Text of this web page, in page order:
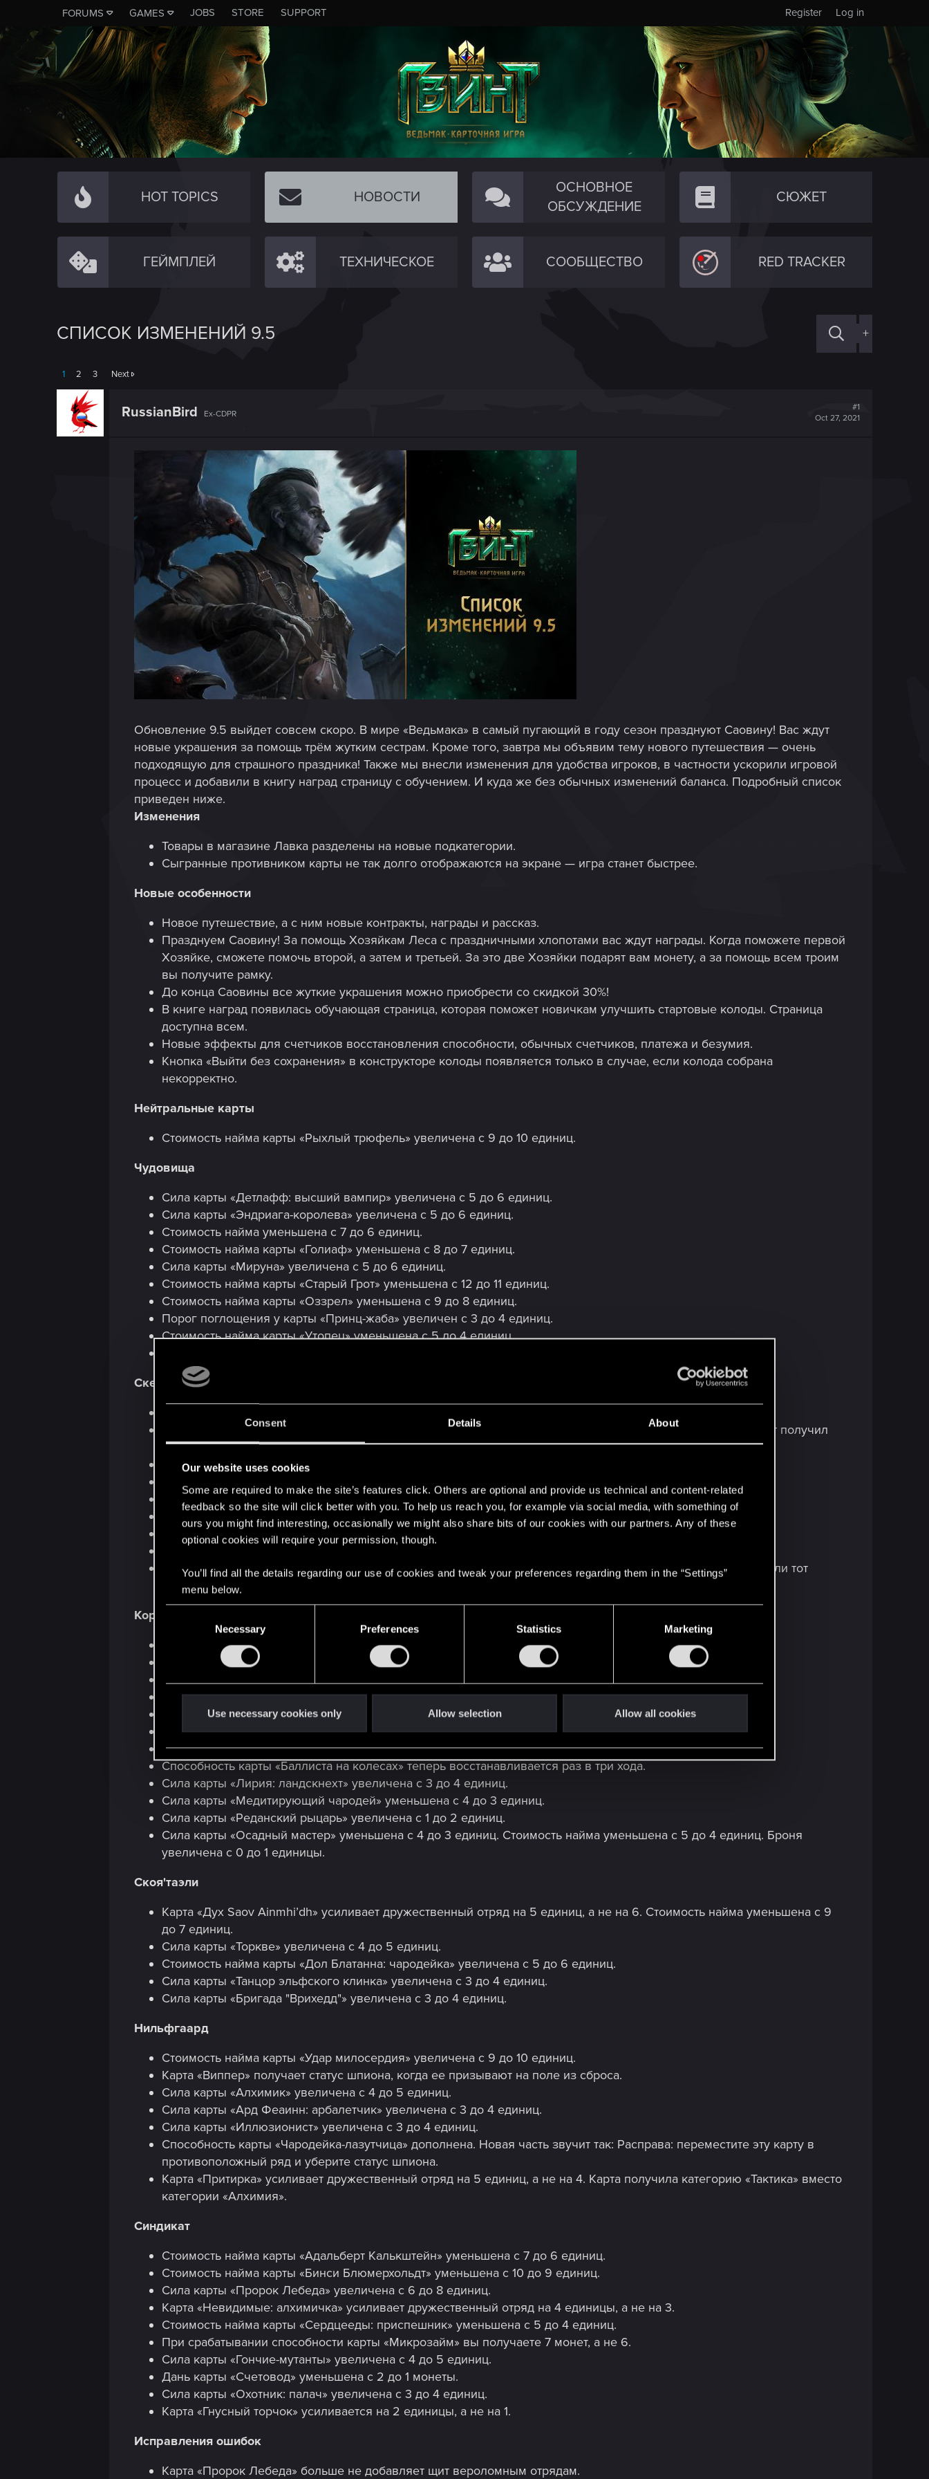
Consent Details About
Our website uses cookies
Some are required to make the site’s features click. Others are optional and provide us technical and content-related
feedback so the site will click better with you. To help us reach you, for example via social media, with something of
ours you might find interesting, occasionally we might also share bits of our cookies with our partners. Any of these
optional cookies will require your permission, though.
You’ll find all the details regarding our use of cookies and tweak your preferences regarding them in the “Settings”
menu below.
e
l
e
c
t
i
Necessary Preferences Statistics Marketing
Use necessary cookies only Allow selection Allow all cookies
FORUMS GAMES JOBS STORE SUPPORT Log in
Register
HOT TOPICS НОВОСТИ
ОСНОВНОЕ
ОБСУЖДЕНИЕ
СЮЖЕТ
ГЕЙМПЛЕЙ ТЕХНИЧЕСКОЕ СООБЩЕСТВО RED TRACKER
СПИСОК ИЗМЕНЕНИЙ 9.5 +
1 2 3 Next
RussianBird Ex-CDPR
#1
Oct 27, 2021
Обновление 9.5 выйдет совсем скоро. В мире «Ведьмака» в самый пугающий в году сезон празднуют Саовину! Вас ждут
новые украшения за помощь трём жутким сестрам. Кроме того, завтра мы объявим тему нового путешествия — очень
подходящую для страшного праздника! Также мы внесли изменения для удобства игроков, в частности ускорили игровой
процесс и добавили в книгу наград страницу с обучением. И куда же без обычных изменений баланса. Подробный список
приведен ниже.
Изменения
Товары в магазине Лавка разделены на новые подкатегории.
Сыгранные противником карты не так долго отображаются на экране — игра станет быстрее.
Новые особенности
Новое путешествие, а с ним новые контракты, награды и рассказ.
Празднуем Саовину! За помощь Хозяйкам Леса с праздничными хлопотами вас ждут награды. Когда поможете первой
Хозяйке, сможете помочь второй, а затем и третьей. За это две Хозяйки подарят вам монету, а за помощь всем троим
вы получите рамку.
До конца Саовины все жуткие украшения можно приобрести со скидкой 30%!
В книге наград появилась обучающая страница, которая поможет новичкам улучшить стартовые колоды. Страница
доступна всем.
Новые эффекты для счетчиков восстановления способности, обычных счетчиков, платежа и безумия.
Кнопка «Выйти без сохранения» в конструкторе колоды появляется только в случае, если колода собрана
некорректно.
Нейтральные карты
Стоимость найма карты «Рыхлый трюфель» увеличена с 9 до 10 единиц.
Чудовища
Сила карты «Детлафф: высший вампир» увеличена с 5 до 6 единиц.
Сила карты «Эндриага-королева» увеличена с 5 до 6 единиц.
Стоимость найма уменьшена с 7 до 6 единиц.
Стоимость найма карты «Голиаф» уменьшена с 8 до 7 единиц.
Сила карты «Мируна» увеличена с 5 до 6 единиц.
Стоимость найма карты «Старый Грот» уменьшена с 12 до 11 единиц.
Стоимость найма карты «Оззрел» уменьшена с 9 до 8 единиц.
Порог поглощения у карты «Принц-жаба» увеличен с 3 до 4 единиц.
Стоимость найма карты «Утопец» уменьшена с 5 до 4 единиц.
Скеллиге
При срабатывании жажды крови карта «Кровавый орел» больше не игнорирует выбранный отряд, если тот получил
урон от способности этой карты.
Сила карты «Фукусья» уменьшена с 5 до 4 единиц.
Сила карты «Морской Вепрь» увеличена с 3 до 4 единиц.
Карта «Димун: контрабандист» получила рвение.
Карта «Друммонд: крестьянка» добавляет кровотечение обоим отрядам на 4 хода, а не на 3.
Стоимость найма карты «Первобытная жестокость» уменьшена с 5 до 4 единиц.
При срабатывании жажды крови карта «Громила Свальблода» больше не игнорирует выбранный отряд, если тот
получил урон от способности этой карты.
Королевства Севера
Карта «Рейнард Одо» получила строй и способность «Приказ» вместо способности «Размещение».
Сила карты «Талер» увеличена с 6 до 7 единиц. Стоимость найма уменьшена с 8 до 7 единиц.
Сила карты «Вандергрифт» увеличена с 5 до 6 единиц.
Стоимость найма карты «Вернон Роше» уменьшена с 11 до 10 единиц.
Броня карты «Виссегерд» увеличена с 0 до 2 единиц.
Сила карты «Виндхальм из Аттре» увеличена с 3 до 4 единиц.
Стоимость найма карты «Адептка из Аретузы» увеличена с 4 до 5 единиц.
Способность карты «Баллиста на колесах» теперь восстанавливается раз в три хода.
Сила карты «Лирия: ландскнехт» увеличена с 3 до 4 единиц.
Сила карты «Медитирующий чародей» уменьшена с 4 до 3 единиц.
Сила карты «Реданский рыцарь» увеличена с 1 до 2 единиц.
Сила карты «Осадный мастер» уменьшена с 4 до 3 единиц. Стоимость найма уменьшена с 5 до 4 единиц. Броня
увеличена с 0 до 1 единицы.
Скоя'таэли
Карта «Дух Saov Ainmhi’dh» усиливает дружественный отряд на 5 единиц, а не на 6. Стоимость найма уменьшена с 9
до 7 единиц.
Сила карты «Торкве» увеличена с 4 до 5 единиц.
Стоимость найма карты «Дол Блатанна: чародейка» увеличена с 5 до 6 единиц.
Сила карты «Танцор эльфского клинка» увеличена с 3 до 4 единиц.
Сила карты «Бригада "Врихедд"» увеличена с 3 до 4 единиц.
Нильфгаард
Стоимость найма карты «Удар милосердия» увеличена с 9 до 10 единиц.
Карта «Виппер» получает статус шпиона, когда ее призывают на поле из сброса.
Сила карты «Алхимик» увеличена с 4 до 5 единиц.
Сила карты «Ард Феаинн: арбалетчик» увеличена с 3 до 4 единиц.
Сила карты «Иллюзионист» увеличена с 3 до 4 единиц.
Способность карты «Чародейка-лазутчица» дополнена. Новая часть звучит так: Расправа: переместите эту карту в
противоположный ряд и уберите статус шпиона.
Карта «Притирка» усиливает дружественный отряд на 5 единиц, а не на 4. Карта получила категорию «Тактика» вместо
категории «Алхимия».
Синдикат
Стоимость найма карты «Адальберт Калькштейн» уменьшена с 7 до 6 единиц.
Стоимость найма карты «Бинси Блюмерхольдт» уменьшена с 10 до 9 единиц.
Сила карты «Пророк Лебеда» увеличена с 6 до 8 единиц.
Карта «Невидимые: алхимичка» усиливает дружественный отряд на 4 единицы, а не на 3.
Стоимость найма карты «Сердцееды: приспешник» уменьшена с 5 до 4 единиц.
При срабатывании способности карты «Микрозайм» вы получаете 7 монет, а не 6.
Сила карты «Гончие-мутанты» увеличена с 4 до 5 единиц.
Дань карты «Счетовод» уменьшена с 2 до 1 монеты.
Сила карты «Охотник: палач» увеличена с 3 до 4 единиц.
Карта «Гнусный торчок» усиливается на 2 единицы, а не на 1.
Исправления ошибок
Карта «Пророк Лебеда» больше не добавляет щит вероломным отрядам.